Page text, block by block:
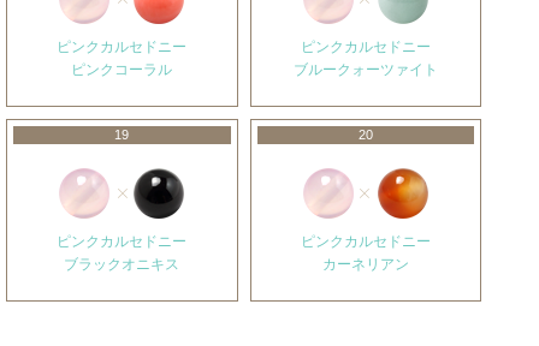
ピンクカルセドニー
ピンクコーラル
ピンクカルセドニー
ブルークォーツァイト
19
ピンクカルセドニー
ブラックオニキス
20
ピンクカルセドニー
カーネリアン